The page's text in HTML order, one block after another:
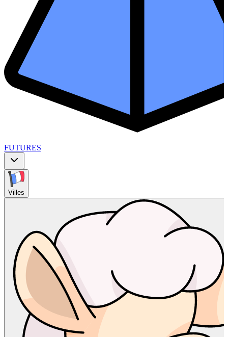
FUTURES
Villes